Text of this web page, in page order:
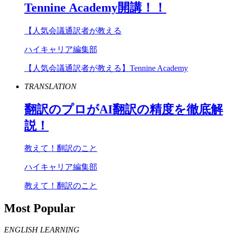
Tennine Academy開講！！
【人気会議通訳者が教える
ハイキャリア編集部
【人気会議通訳者が教える】Tennine Academy
TRANSLATION
翻訳のプロがAI翻訳の精度を徹底解
説！
教えて！翻訳のこと
ハイキャリア編集部
教えて！翻訳のこと
Most Popular
ENGLISH LEARNING